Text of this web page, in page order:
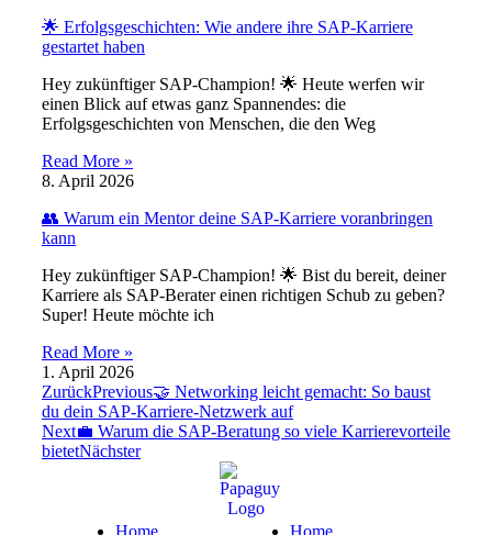
🌟 Erfolgsgeschichten: Wie andere ihre SAP-Karriere
gestartet haben
Hey zukünftiger SAP-Champion! 🌟 Heute werfen wir
einen Blick auf etwas ganz Spannendes: die
Erfolgsgeschichten von Menschen, die den Weg
Read More »
8. April 2026
👥 Warum ein Mentor deine SAP-Karriere voranbringen
kann
Hey zukünftiger SAP-Champion! 🌟 Bist du bereit, deiner
Karriere als SAP-Berater einen richtigen Schub zu geben?
Super! Heute möchte ich
Read More »
1. April 2026
ZurückPrevious🤝 Networking leicht gemacht: So baust
du dein SAP-Karriere-Netzwerk auf
Next💼 Warum die SAP-Beratung so viele Karrierevorteile
bietetNächster
Home Home